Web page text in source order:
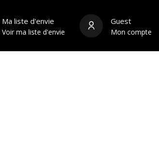
Ma liste d'envie
Voir ma liste d'envie
Guest
Mon compte